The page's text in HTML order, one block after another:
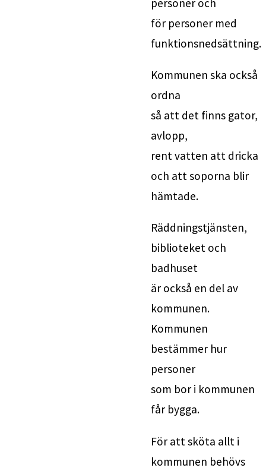
personer och
för personer med
funktionsnedsättning.
Kommunen ska också
ordna
så att det finns gator,
avlopp,
rent vatten att dricka
och att soporna blir
hämtade.
Räddningstjänsten,
biblioteket och
badhuset
är också en del av
kommunen.
Kommunen
bestämmer hur
personer
som bor i kommunen
får bygga.
För att sköta allt i
kommunen behövs